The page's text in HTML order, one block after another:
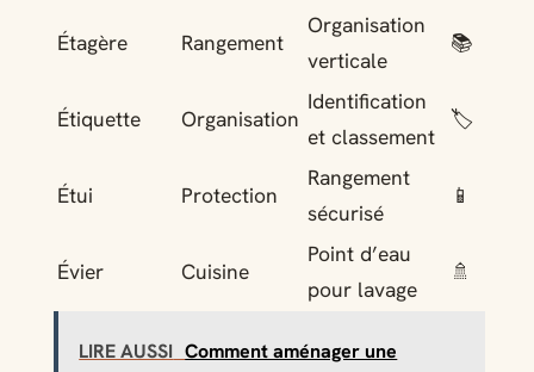
Étagère Rangement
Organisation
verticale
📚
Étiquette Organisation
Identification
et classement
🏷️
Étui Protection
Rangement
sécurisé
📱
Évier Cuisine
Point d’eau
pour lavage
🚿
LIRE AUSSI Comment aménager une